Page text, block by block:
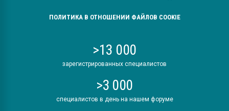
ПОЛИТИКА В ОТНОШЕНИИ ФАЙЛОВ COOKIE
>13 000
зарегистрированных специалистов
>3 000
специалистов в день на нашем форуме